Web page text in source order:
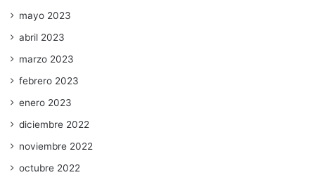
mayo 2023
abril 2023
marzo 2023
febrero 2023
enero 2023
diciembre 2022
noviembre 2022
octubre 2022